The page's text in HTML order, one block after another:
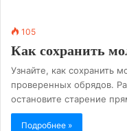
105
Как сохранить
Узнайте, как сохранить
проверенных обрядов.
остановите старение
Подробнее »